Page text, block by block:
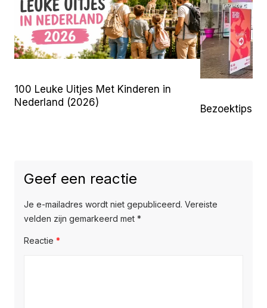
100 Leuke Uitjes Met Kinderen in
Nederland (2026)
Bezoektips
Geef een reactie
Je e-mailadres wordt niet gepubliceerd. Vereiste
velden zijn gemarkeerd met *
Reactie *